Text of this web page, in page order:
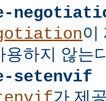
이
용하지 않는
setenvif
가 제